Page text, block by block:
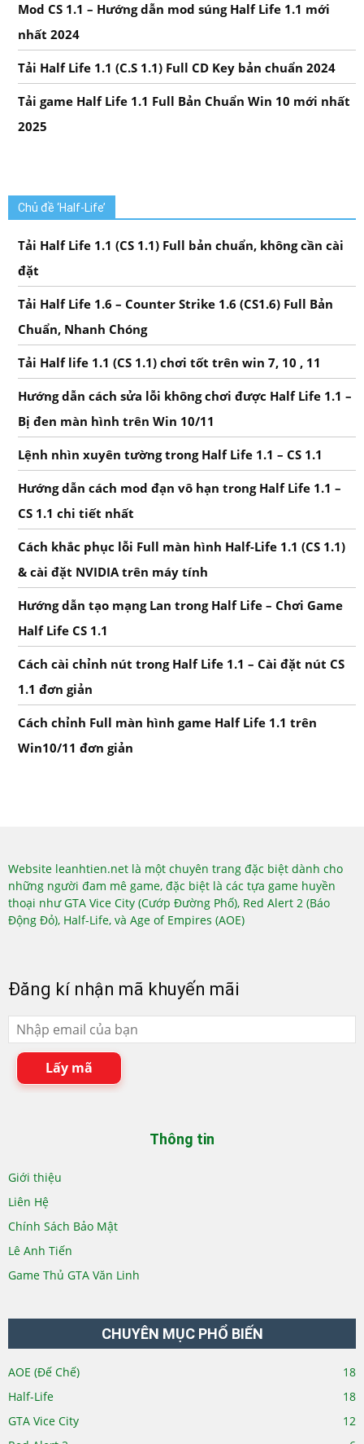
Mod CS 1.1 – Hướng dẫn mod súng Half Life 1.1 mới
nhất 2024
Tải Half Life 1.1 (C.S 1.1) Full CD Key bản chuẩn 2024
Tải game Half Life 1.1 Full Bản Chuẩn Win 10 mới nhất
2025
Chủ đề ‘Half-Life’
Tải Half Life 1.1 (CS 1.1) Full bản chuẩn, không cần cài
đặt
Tải Half Life 1.6 – Counter Strike 1.6 (CS1.6) Full Bản
Chuẩn, Nhanh Chóng
Tải Half life 1.1 (CS 1.1) chơi tốt trên win 7, 10 , 11
Hướng dẫn cách sửa lỗi không chơi được Half Life 1.1 –
Bị đen màn hình trên Win 10/11
Lệnh nhìn xuyên tường trong Half Life 1.1 – CS 1.1
Hướng dẫn cách mod đạn vô hạn trong Half Life 1.1 –
CS 1.1 chi tiết nhất
Cách khắc phục lỗi Full màn hình Half-Life 1.1 (CS 1.1)
& cài đặt NVIDIA trên máy tính
Hướng dẫn tạo mạng Lan trong Half Life – Chơi Game
Half Life CS 1.1
Cách cài chỉnh nút trong Half Life 1.1 – Cài đặt nút CS
1.1 đơn giản
Cách chỉnh Full màn hình game Half Life 1.1 trên
Win10/11 đơn giản
Website leanhtien.net là một chuyên trang đặc biệt dành cho
những người đam mê game, đặc biệt là các tựa game huyền
thoại như GTA Vice City (Cướp Đường Phố), Red Alert 2 (Báo
Động Đỏ), Half-Life, và Age of Empires (AOE)
Đăng kí nhận mã khuyến mãi
Lấy mã
Thông tin
Giới thiệu
Liên Hệ
Chính Sách Bảo Mật
Lê Anh Tiến
Game Thủ GTA Văn Linh
CHUYÊN MỤC PHỔ BIẾN
AOE (Đế Chế)
18
Half-Life
18
GTA Vice City
12